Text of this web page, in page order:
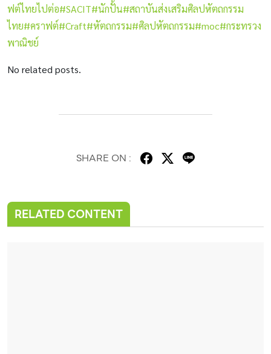
ฟต์ไทยไปต่อ#SACIT#นักปั้น#สถาบันส่งเสริมศิลปหัตถกรรม
ไทย#คราฟต์#Craft#หัตถกรรม#ศิลปหัตถกรรม#moc#กระทรวง
พาณิชย์
No related posts.
SHARE ON :
RELATED CONTENT